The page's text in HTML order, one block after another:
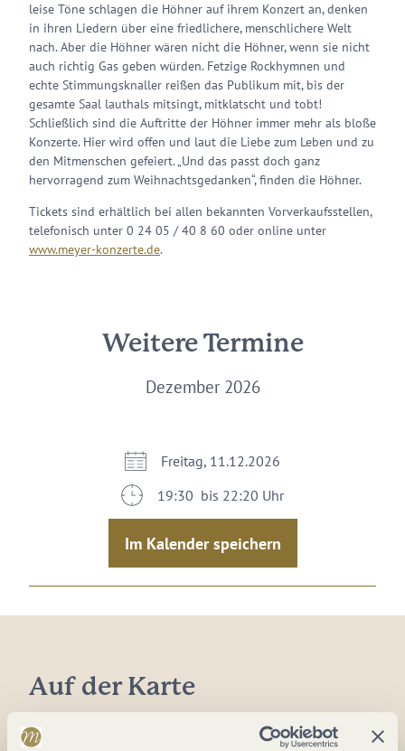
leise Töne schlagen die Höhner auf ihrem Konzert an, denken
in ihren Liedern über eine friedlichere, menschlichere Welt
nach. Aber die Höhner wären nicht die Höhner, wenn sie nicht
auch richtig Gas geben würden. Fetzige Rockhymnen und
echte Stimmungsknaller reißen das Publikum mit, bis der
gesamte Saal lauthals mitsingt, mitklatscht und tobt!
Schließlich sind die Auftritte der Höhner immer mehr als bloße
Konzerte. Hier wird offen und laut die Liebe zum Leben und zu
den Mitmenschen gefeiert. „Und das passt doch ganz
hervorragend zum Weihnachtsgedanken“, finden die Höhner.
Tickets sind erhältlich bei allen bekannten Vorverkaufsstellen,
telefonisch unter 0 24 05 / 40 8 60 oder online unter
www.meyer-konzerte.de.
Weitere Termine
Dezember 2026
Freitag, 11.12.2026
19:30 bis 22:20 Uhr
Im Kalender speichern
Auf der Karte
Meyer-Konzerte GmbH & Co. KG